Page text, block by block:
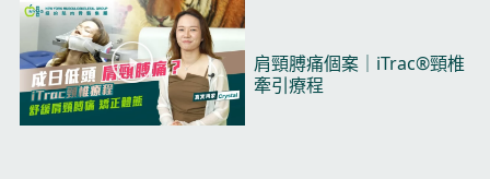
e
l
a
y
肩頸膊痛個案｜iTrac®頸椎
牽引療程​